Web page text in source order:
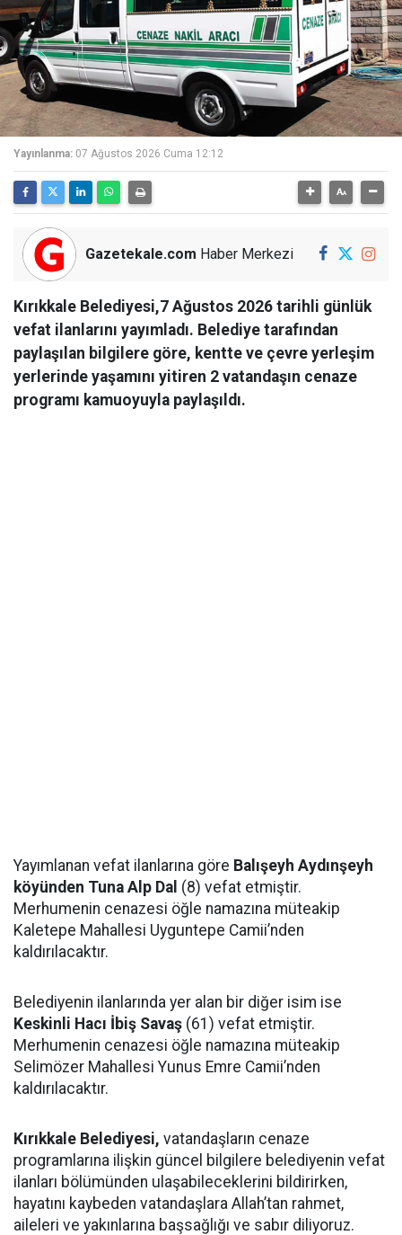
Yayınlanma: 07 Ağustos 2026 Cuma 12:12
Gazetekale.com Haber Merkezi
Kırıkkale Belediyesi,7 Ağustos 2026 tarihli günlük
vefat ilanlarını yayımladı. Belediye tarafından
paylaşılan bilgilere göre, kentte ve çevre yerleşim
yerlerinde yaşamını yitiren 2 vatandaşın cenaze
programı kamuoyuyla paylaşıldı.
Yayımlanan vefat ilanlarına göre Balışeyh Aydınşeyh
köyünden Tuna Alp Dal (8) vefat etmiştir.
Merhumenin cenazesi öğle namazına müteakip
Kaletepe Mahallesi Uyguntepe Camii’nden
kaldırılacaktır.
Belediyenin ilanlarında yer alan bir diğer isim ise
Keskinli Hacı İbiş Savaş (61) vefat etmiştir.
Merhumenin cenazesi öğle namazına müteakip
Selimözer Mahallesi Yunus Emre Camii’nden
kaldırılacaktır.
Kırıkkale Belediyesi, vatandaşların cenaze
programlarına ilişkin güncel bilgilere belediyenin vefat
ilanları bölümünden ulaşabileceklerini bildirirken,
hayatını kaybeden vatandaşlara Allah’tan rahmet,
aileleri ve yakınlarına başsağlığı ve sabır diliyoruz.